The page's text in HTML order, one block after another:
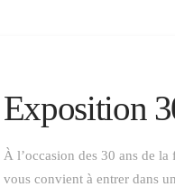
Exposition
À l’occasion des 30 ans de
vous convient à entrer dans